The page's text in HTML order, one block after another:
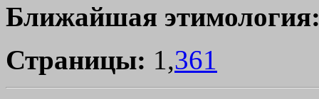
Ближайшая
Страницы: 1,361